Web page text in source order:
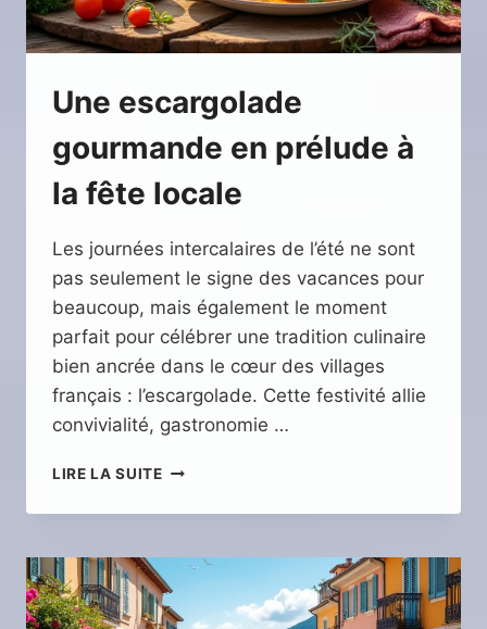
Une escargolade
gourmande en prélude à
la fête locale
Les journées intercalaires de l’été ne sont
pas seulement le signe des vacances pour
beaucoup, mais également le moment
parfait pour célébrer une tradition culinaire
bien ancrée dans le cœur des villages
français : l’escargolade. Cette festivité allie
convivialité, gastronomie …
LIRE LA SUITEUNE
GOURMANDE
PRÉLUDE
À
LA